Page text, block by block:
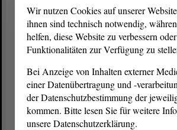
enger mit den Schulen zu
vor dem Hintergrund des
Verschwindens der letzten
Erinnerung allein reicht nicht aus.
(Beifall bei der Linken)
Wir nutzen Cookies auf unserer
ihnen sind technisch notwendig,
helfen, diese Website zu verbessern
Funktionalitäten zur Verfügung zu
Bei Anzeige von Inhalten externer
einer Datenübertragung und -
der Datenschutzbestimmung der
kommen. Bitte lesen Sie für weitere
unsere Datenschutzerklärung.